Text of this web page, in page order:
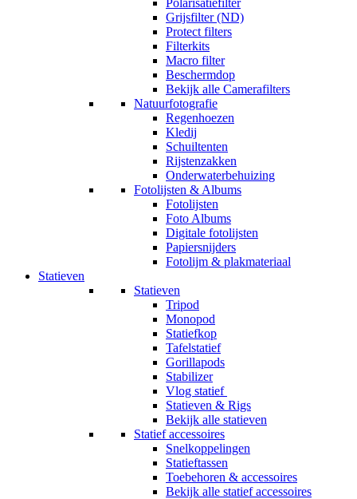
Polarisatiefilter
Grijsfilter (ND)
Protect filters
Filterkits
Macro filter
Beschermdop
Bekijk alle Camerafilters
Natuurfotografie
Regenhoezen
Kledij
Schuiltenten
Rijstenzakken
Onderwaterbehuizing
Fotolijsten & Albums
Fotolijsten
Foto Albums
Digitale fotolijsten
Papiersnijders
Fotolijm & plakmateriaal
Statieven
Statieven
Tripod
Monopod
Statiefkop
Tafelstatief
Gorillapods
Stabilizer
Vlog statief
Statieven & Rigs
Bekijk alle statieven
Statief accessoires
Snelkoppelingen
Statieftassen
Toebehoren & accessoires
Bekijk alle statief accessoires